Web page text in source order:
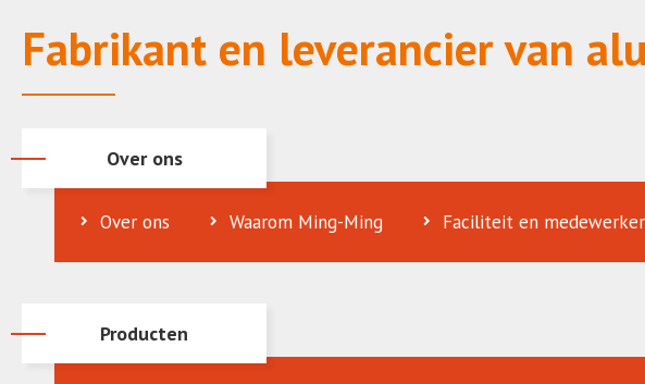
Fabrikant en leverancier van
Over ons
Over ons Waarom Ming-Ming Faciliteit en
Producten